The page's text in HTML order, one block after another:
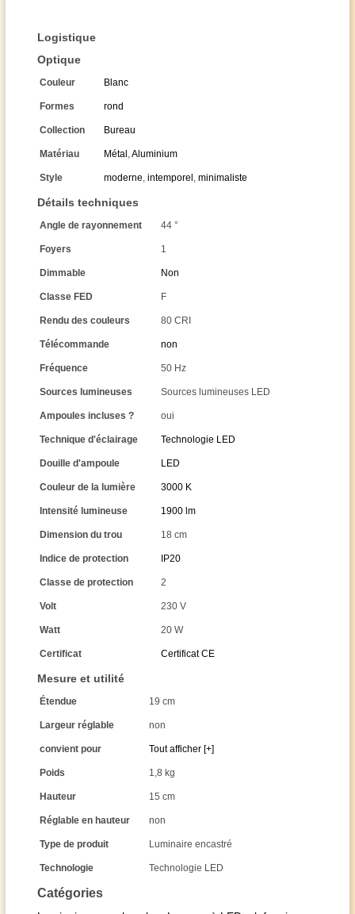
Catégories
Logistique
Optique
Couleur Blanc
Formes rond
Collection Bureau
Matériau Métal ,Aluminium
Style moderne, intemporel , minimaliste
Détails techniques
Angle de rayonnement 44 °
Foyers 1
Dimmable Non
Classe FED F
Rendu des couleurs 80 CRI
Télécommande non
Fréquence 50 Hz
Sources lumineuses Sources lumineuses LED
Ampoules incluses ? oui
Technique d'éclairage Technologie LED
Douille d'ampoule LED
Couleur de la lumière 3000 K
Intensité lumineuse 1900 lm
Dimension du trou 18 cm
Indice de protection IP20
Classe de protection 2
Volt 230 V
Watt 20 W
Certificat Certificat CE
Mesure et utilité
Étendue 19 cm
Largeur réglable non
convient pour Tout afficher [+]
Poids 1,8 kg
Hauteur 15 cm
Réglable en hauteur non
Type de produit Luminaire encastré
Technologie Technologie LED